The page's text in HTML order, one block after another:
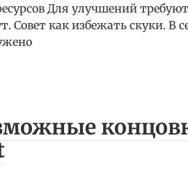
Для улучшений
Совет как избежать скуки. В